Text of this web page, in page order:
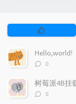
P
o
p
u
a
r
Hello,world!
评
数：
0
树莓派4B挂
评
0